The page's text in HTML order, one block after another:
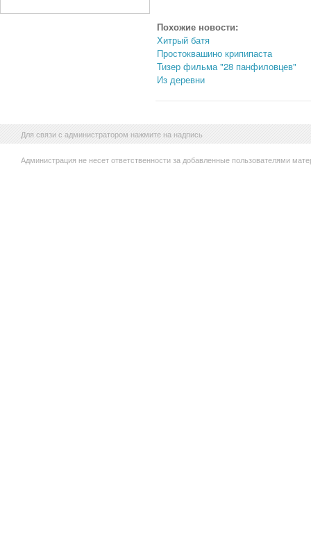
Похожие новости:
Хитрый батя
Простоквашино крипипаста
Тизер фильма "28 панфиловцев"
Из деревни
Для связи с администратором нажмите на надпись
Администрация не несет ответственности за добавленные пользователями